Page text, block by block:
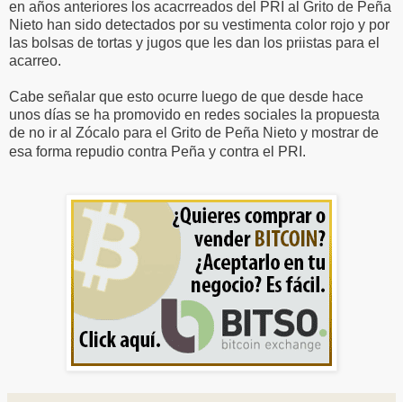
en años anteriores los acacrreados del PRI al Grito de Peña
Nieto han sido detectados por su vestimenta color rojo y por
las bolsas de tortas y jugos que les dan los priistas para el
acarreo.
Cabe señalar que esto ocurre luego de que desde hace
unos días se ha promovido en redes sociales la propuesta
de no ir al Zócalo para el Grito de Peña Nieto y mostrar de
esa forma repudio contra Peña y contra el PRI.